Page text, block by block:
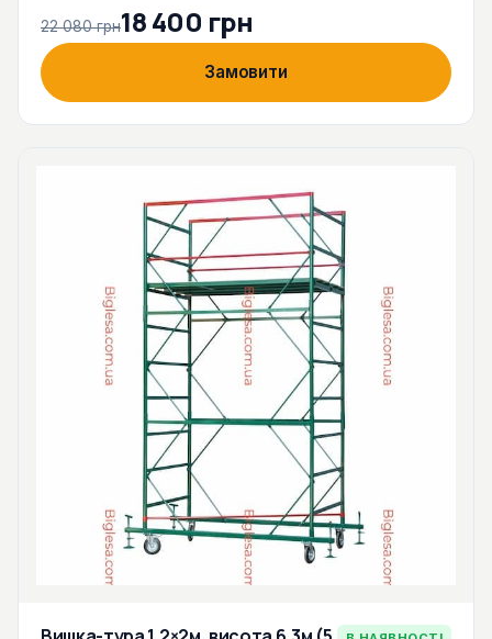
22 080 грн18 400 грн
Замовити